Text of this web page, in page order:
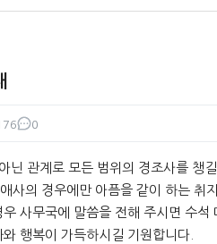
0
닌 관계로 모든 범위의 경조사를 챙
사의 경우에만 아픔을 같이 하는 취
사무국에 말씀을 전해 주시면 수
행복이 가득하시길 기원합니다.